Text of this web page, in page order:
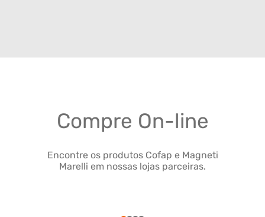
Compre On-line
Encontre os produtos Cofap e Magneti
Marelli em nossas lojas parceiras.